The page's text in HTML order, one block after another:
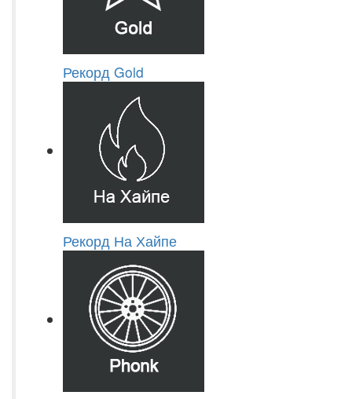
Рекорд Gold
Рекорд На Хайпе